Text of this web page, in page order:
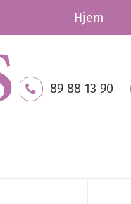
Hjem
89 88 13 90